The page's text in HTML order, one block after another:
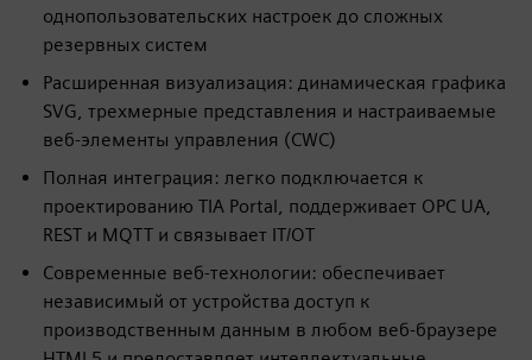
однопользовательских настроек до сложных
резервных систем
Расширенная визуализация: динамическая графика
SVG, трехмерные представления и настраиваемые
веб-элементы управления (CWC)
Полная интеграция: легко подключается к
проектированию TIA Portal, поддерживает OPC UA,
REST и MQTT и связывает IT/OT
Современные веб-технологии: обеспечивает
независимый от устройства доступ к
производственным данным в любом веб-браузере